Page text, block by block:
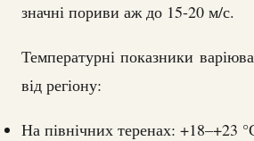
значні пориви аж до 15-20 м/с.
Температурні показники
від регіону:
На північних теренах: +18–+23